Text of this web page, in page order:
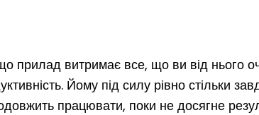
прилад витримає все, що ви від нього
Йому під силу рівно стільки
працювати, поки не досягне